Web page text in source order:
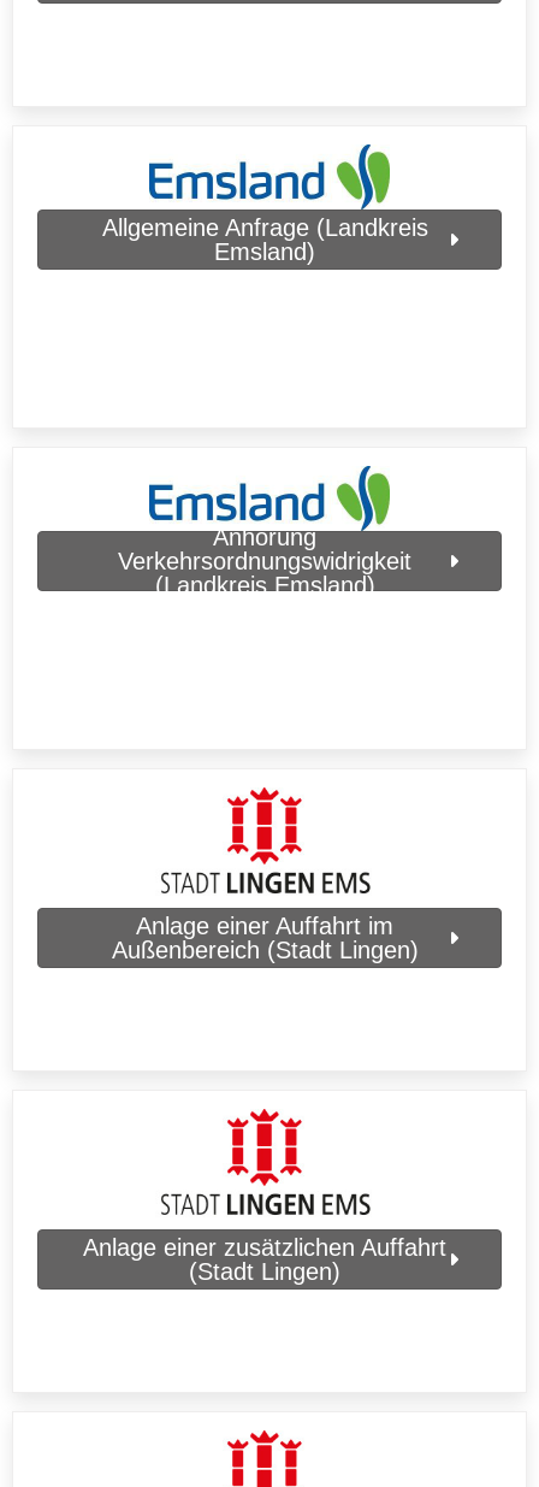
Allgemeine Anfrage (Landkreis
Emsland)
Anhörung
Verkehrsordnungswidrigkeit
(Landkreis Emsland)
Anlage einer Auffahrt im
Außenbereich (Stadt Lingen)
Anlage einer zusätzlichen Auffahrt
(Stadt Lingen)